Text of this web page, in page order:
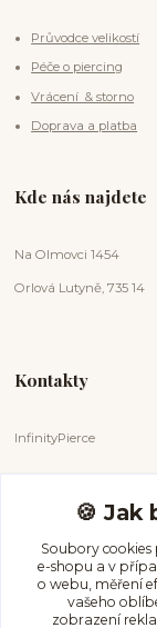
Průvodce velikostí
Péče o piercing
Vrácení & storno
Doprava a platba
Kde nás najdete
Na Olmovci 1454
Orlová Lutyně, 735 14
Kontakty
InfinityPierce
(Po-
🍪 Jak
Soubory
e-shopu a v
o webu, měření
vašeho
zobrazení